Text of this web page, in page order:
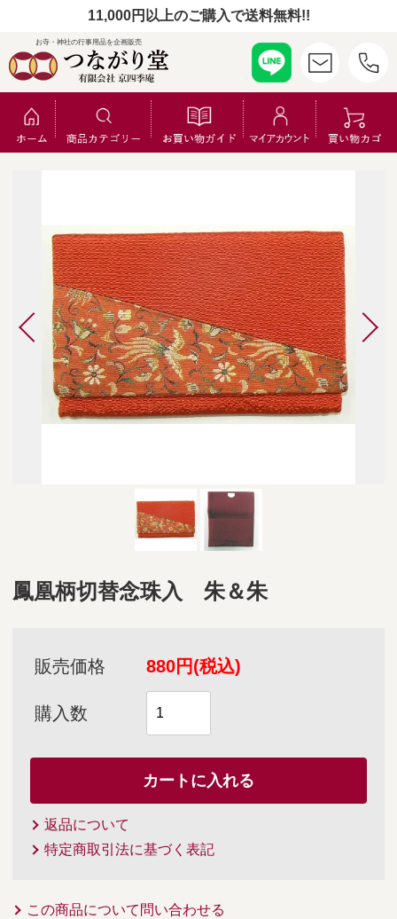
11,000円以上のご購入で送料無料!!
お寺・神社の行事用品を企画販売
鳳凰柄切替念珠入 朱＆朱
販売価格 880円(税込)
購入数
返品について
特定商取引法に基づく表記
この商品について問い合わせる